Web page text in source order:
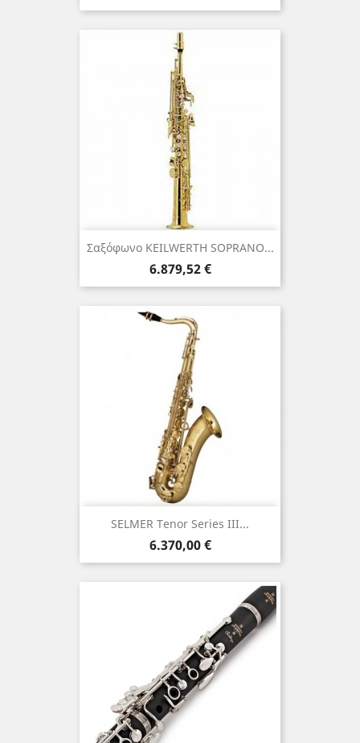
Σαξόφωνο KEILWERTH SOPRANO...
Τιμή
6.879,52 €
SELMER Tenor Series III...
Τιμή
6.370,00 €